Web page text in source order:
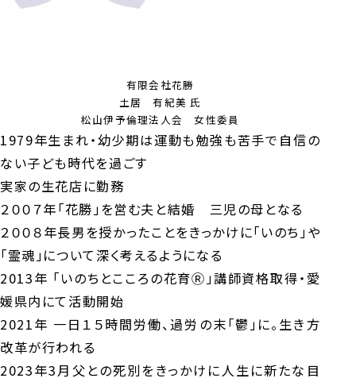
有限会社花勝
土居 有紀美 氏
松山伊予倫理法人会 女性委員
1979年生まれ・幼少期は運動も勉強も苦手で自信の
ない子ども時代を過ごす
実家の生花店に勤務
２００７年「花勝」を営む夫と結婚 三児の母となる
２００８年長男を授かったことをきっかけに「いのち」や
「霊魂」について深く考えるようになる
2013年 「いのちとこころの花育Ⓡ」講師資格取得・愛
媛県内にて活動開始
2021年 一日１５時間労働、過労の末「鬱」に。生き方
改革が行われる
2023年3月父との死別をきっかけに人生に新たな目